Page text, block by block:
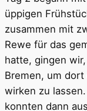
üppigen
zusammen mit
Rewe für das
hatte, gingen
Bremen, um
wirken zu
konnten dann